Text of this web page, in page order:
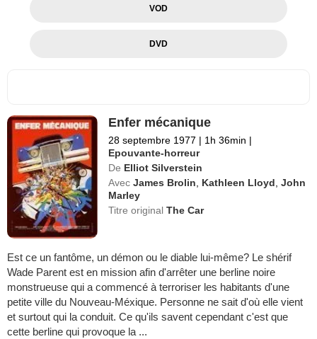
VOD
DVD
Enfer mécanique
28 septembre 1977 | 1h 36min |
Epouvante-horreur
De Elliot Silverstein
Avec James Brolin Kathleen Lloyd ,John
Marley
Titre originalThe Car
Est ce un fantôme, un démon ou le diable lui-même? Le shérif
Wade Parent est en mission afin d'arrêter une berline noire
monstrueuse qui a commencé à terroriser les habitants d'une
petite ville du Nouveau-Méxique. Personne ne sait d'où elle vient
et surtout qui la conduit. Ce qu'ils savent cependant c'est que
cette berline qui provoque la ...